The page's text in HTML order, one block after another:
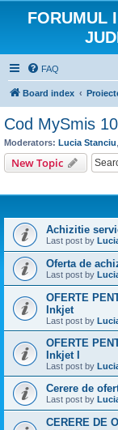
FORUMUL
FAQ
Board index
Cod MySmis
Moderators: Lucia Stanciu
New Topic
Achizitie
Last post by
Oferta de
Last post by
OFERTE
Inkjet
Last post by
OFERTE
Inkjet I
Last post by
Cerere de
Last post by
CERERE DE